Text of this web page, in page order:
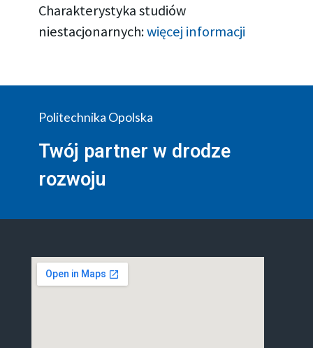
Charakterystyka studiów
niestacjonarnych:więcej informacji
Politechnika Opolska
Twój partner w drodze
rozwoju